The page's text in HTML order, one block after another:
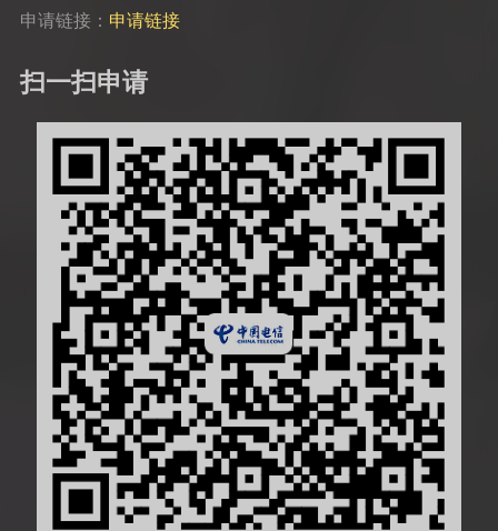
申请链接： 申请链接
扫一扫申请